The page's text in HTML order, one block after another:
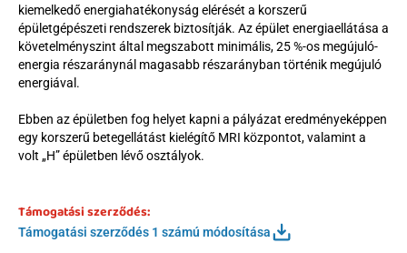
kiemelkedő energiahatékonyság elérését a korszerű
épületgépészeti rendszerek biztosítják. Az épület energiaellátása a
követelményszint által megszabott minimális, 25 %-os megújuló-
energia részaránynál magasabb részarányban történik megújuló
energiával.
Ebben az épületben fog helyet kapni a pályázat eredményeképpen
egy korszerű betegellátást kielégítő MRI központot, valamint a
volt „H” épületben lévő osztályok.
Támogatási szerződés:
Támogatási szerződés 1 számú módosítása